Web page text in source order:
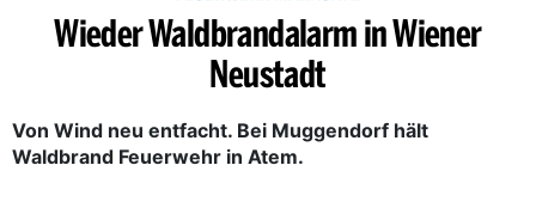
Wieder Waldbrandalarm in Wiener
Neustadt
Von Wind neu entfacht. Bei Muggendorf hält
Waldbrand Feuerwehr in Atem.